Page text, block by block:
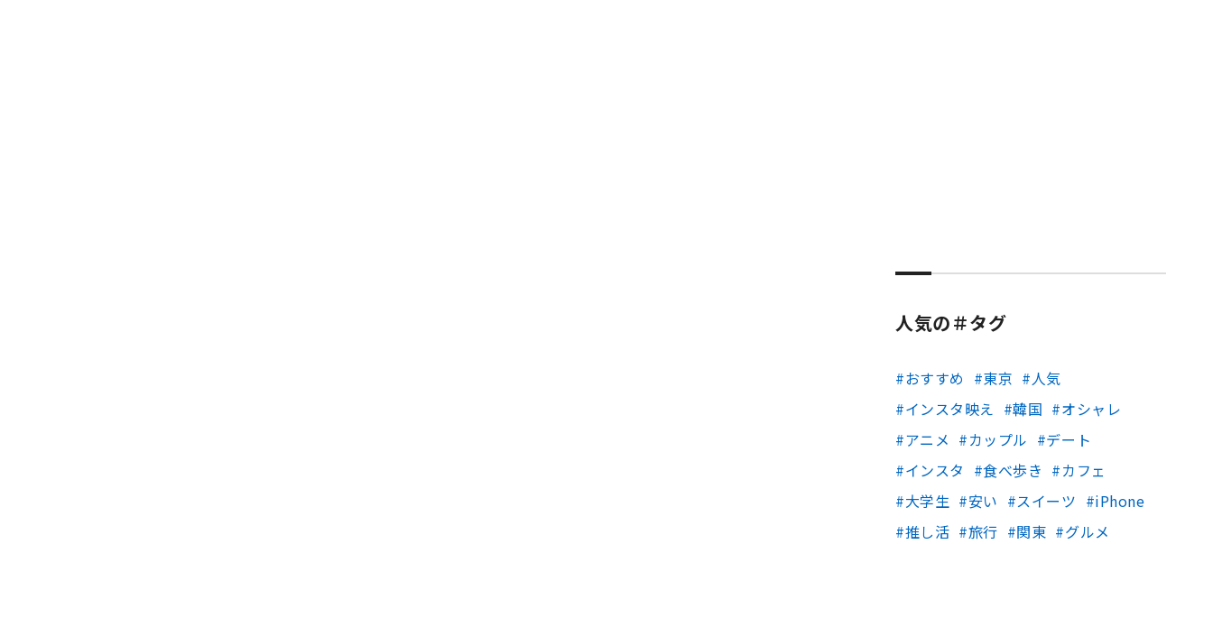
人気の＃タグ
おすすめ 東京
人気
インスタ映え
韓国
オシャレ
アニメ
カップル
デート
インスタ
食べ歩き
カフェ
大学生
安い スイーツ
iPhone
推し活
旅行 関東 グルメ